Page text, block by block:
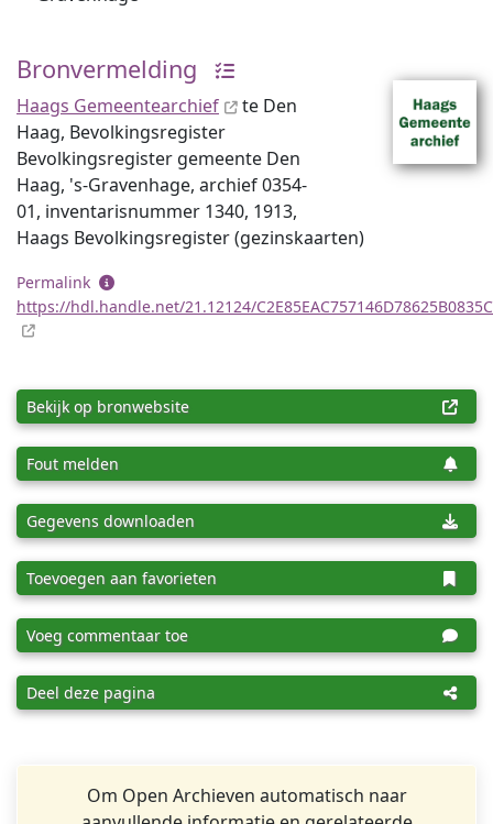
Bronvermelding
Haags Gemeentearchief
te Den
Haag, Bevolkingsregister
Bevolkingsregister gemeente Den
Haag, 's-Gravenhage, archief 0354-
01, inventaris­num­mer 1340, 1913,
Haags Bevolkingsregister (gezinskaarten)
Permalink
https://hdl.handle.net/21.12124/
Bekijk op bronwebsite
Fout melden
Gegevens downloaden
Toevoegen aan favorieten
Voeg commentaar toe
Deel deze pagina
Om Open Archieven automatisch naar